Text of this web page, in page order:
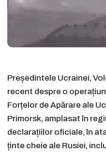
Președintele Ucrainei,
recent despre o
Forțelor de Apărare ale
Primorsk, amplasat în
declarațiilor oficiale, în
ținte cheie ale Rusiei,